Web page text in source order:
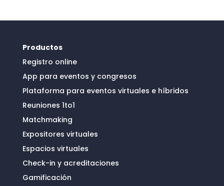
Productos
Registro online
App para eventos y congresos
Plataforma para eventos virtuales e híbridos
Reuniones 1to1
Matchmaking
Expositores virtuales
Espacios virtuales
Check-in y acreditaciones
Gamificación